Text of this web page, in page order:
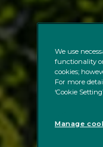
We use
functionality
cookies;
For more
‘Cookie
Manage